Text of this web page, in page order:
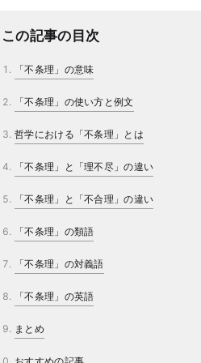
この記事の目次
「不条理」の意味
「不条理」の使い方と例文
哲学における「不条理」とは
「不条理」と「理不尽」の違い
「不条理」と「不合理」の違い
「不条理」の類語
「不条理」の対義語
「不条理」の英語
まとめ